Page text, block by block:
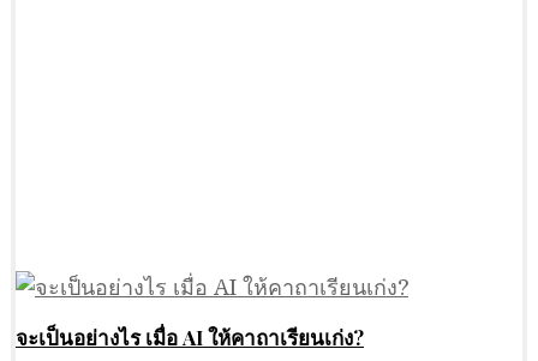
จะเป็นอย่างไร เมื่อ AI ให้คาถาเรียนเก่ง?